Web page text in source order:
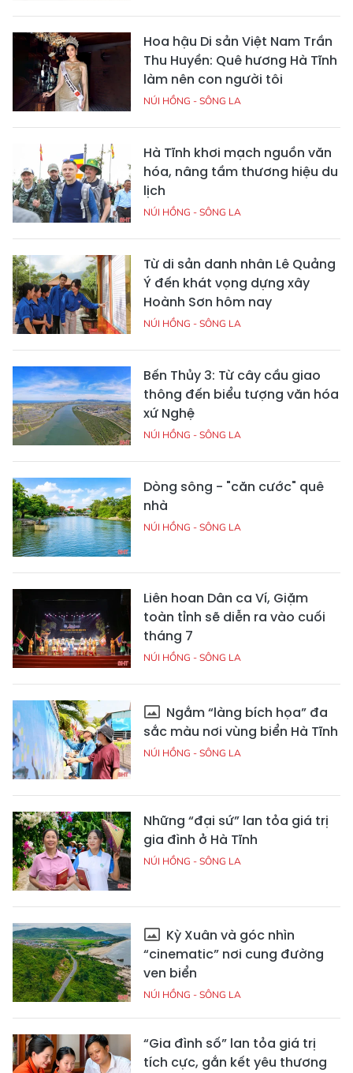
Hoa hậu Di sản Việt Nam Trần
Thu Huyền: Quê hương Hà Tĩnh
làm nên con người tôi
NÚI HỒNG - SÔNG LA
Hà Tĩnh khơi mạch nguồn văn
hóa, nâng tầm thương hiệu du
lịch
NÚI HỒNG - SÔNG LA
Từ di sản danh nhân Lê Quảng
Ý đến khát vọng dựng xây
Hoành Sơn hôm nay
NÚI HỒNG - SÔNG LA
Bến Thủy 3: Từ cây cầu giao
thông đến biểu tượng văn hóa
xứ Nghệ
NÚI HỒNG - SÔNG LA
Dòng sông - "căn cước" quê
nhà
NÚI HỒNG - SÔNG LA
Liên hoan Dân ca Ví, Giặm
toàn tỉnh sẽ diễn ra vào cuối
tháng 7
NÚI HỒNG - SÔNG LA
Ngắm “làng bích họa” đa
sắc màu nơi vùng biển Hà Tĩnh
NÚI HỒNG - SÔNG LA
Những “đại sứ” lan tỏa giá trị
gia đình ở Hà Tĩnh
NÚI HỒNG - SÔNG LA
Kỳ Xuân và góc nhìn
“cinematic” nơi cung đường
ven biển
NÚI HỒNG - SÔNG LA
“Gia đình số” lan tỏa giá trị
tích cực, gắn kết yêu thương